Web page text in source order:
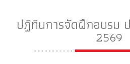
ปฏิทินการจัดฝึกอบรม
2569